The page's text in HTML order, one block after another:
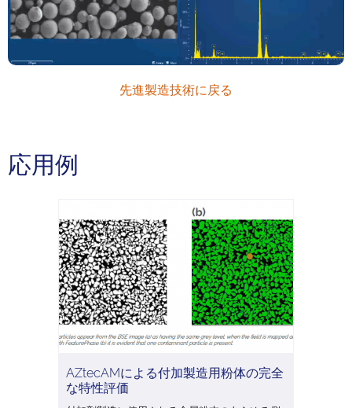
先進製造技術に戻る
応用例
AZtecAMによる付加製造用粉体の完全
な特性評価